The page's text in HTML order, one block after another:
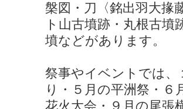
槃図・刀〈銘出羽大掾
ト山古墳跡・丸根古
墳などがあります。
祭事やイベントでは
り・５月の平洲祭・